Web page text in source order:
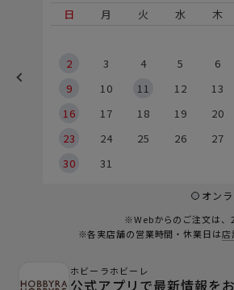
日
月 火 水 木
2
3 4 5 6
9
10 11 12 13
16
17 18 19 20
23
24 25 26 27
30
31
オン
※Webからのご注文は、
※各実店舗の営業時間・休業日は店
ホビーラホビーレ
公式アプリで最新情報を